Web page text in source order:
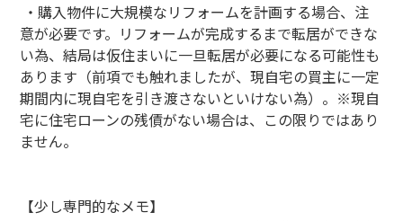
・購入物件に大規模なリフォームを計画する場合、注
意が必要です。リフォームが完成するまで転居ができな
い為、結局は仮住まいに一旦転居が必要になる可能性も
あります（前項でも触れましたが、現自宅の買主に一定
期間内に現自宅を引き渡さないといけない為）。※現自
宅に住宅ローンの残債がない場合は、この限りではあり
ません。
【少し専門的なメモ】